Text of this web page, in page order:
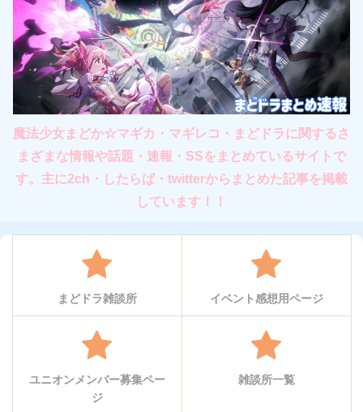
魔法少女まどか☆マギカ・マギレコ・まどドラに関するさ
まざまな情報や話題・速報・SSをまとめているサイトで
す。主に2ch・したらば・twitterからまとめた記事を掲載
しています！！
まどドラ雑談所 イベント感想用ページ
ユニオンメンバー募集ペー
ジ
雑談所一覧